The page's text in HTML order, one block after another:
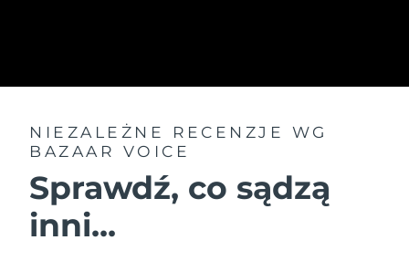
NIEZALEŻNE RECENZJE
WG
BAZAAR VOICE
Sprawdź, co sądzą
inni...